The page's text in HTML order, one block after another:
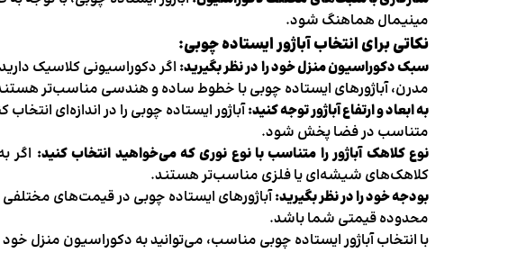
مینیمال هماهنگ شود.
نکاتی برای انتخاب آباژور ایستاده چوبی:
سبک دکوراسیون منزل خود را در نظر بگیرید:
مدرن، آباژورهای ایستاده چوبی با خطوط ساده و هندسی مناسب‌تر
به ابعاد و ارتفاع آباژور توجه کنید:آباژور ایستاده چوبی را در اندازه‌ای
متناسب در فضا پخش شود.
نوع کلاهک آباژور را متناسب با نوع نوری که می‌خواهید انتخاب کنید:
کلاهک‌های شیشه‌ای یا فلزی مناسب‌تر هستند.
بودجه خود را در نظر بگیرید:آباژورهای ایستاده چوبی در قیمت‌های
محدوده قیمتی شما باشد.
با انتخاب آباژور ایستاده چوبی مناسب، می‌توانید به دکوراسیون منزل